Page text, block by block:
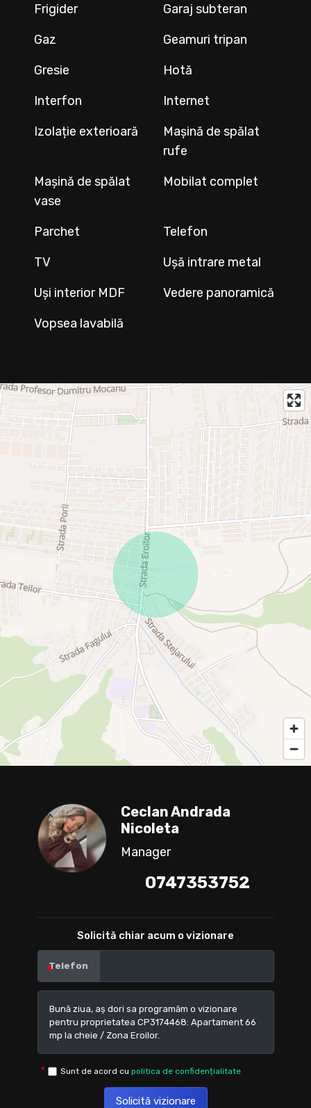
Frigider
Garaj subteran
Gaz
Geamuri tripan
Gresie
Hotă
Interfon
Internet
Izolație exterioară
Mașină de spălat
rufe
Mașină de spălat
vase
Mobilat complet
Parchet
Telefon
TV
Ușă intrare metal
Uși interior MDF
Vedere panoramică
Vopsea lavabilă
Ceclan Andrada
Nicoleta
Manager
0747353752
Solicită chiar acum o vizionare
Telefon
Sunt de acord cu politica de confidențialitate
Solicită vizionare